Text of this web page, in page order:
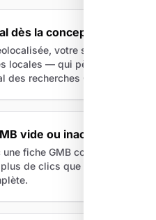
dès la conception
votre site reste
locales — qui pèsent
recherches Google.
vide ou inactive
fiche GMB complète
de clics que celles